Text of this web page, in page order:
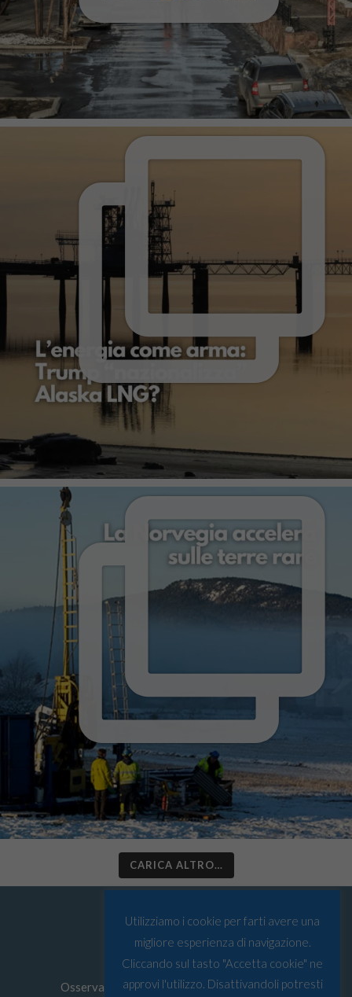
CARICA ALTRO…
Osservatorio Artico © Tutti i diritti riservati
Utilizziamo i cookie per farti avere una
migliore esperienza di navigazione.
Cliccando sul tasto "Accetta cookie" ne
approvi l'utilizzo. Disattivandoli potresti